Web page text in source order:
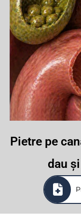
Pietre pe
dau